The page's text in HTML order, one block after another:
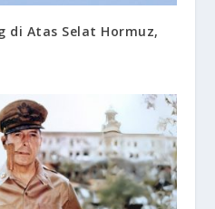
di Atas Selat Hormuz,